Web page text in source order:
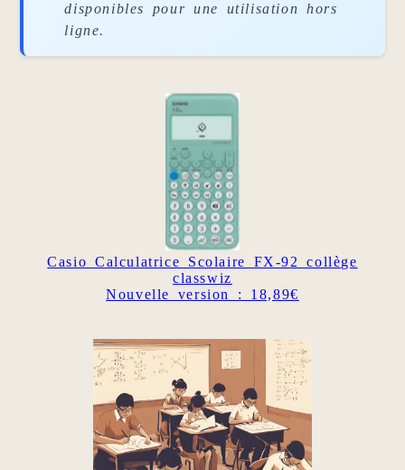
disponibles pour une utilisation hors
ligne.
Casio Calculatrice Scolaire FX-92 collège
classwiz
Nouvelle version : 18,89€